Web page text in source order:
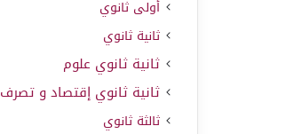
أولى ثانوي
ثانية ثانوي
ثانية ثانوي علوم
ثانية ثانوي إقتصاد و تصرف
ثالثة ثانوي